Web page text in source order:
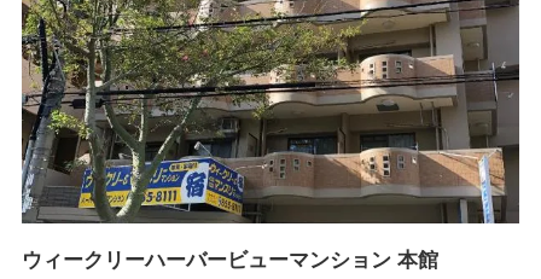
ウィークリーハーバービューマンション 本館